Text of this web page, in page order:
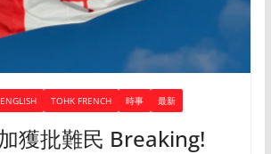
TOHK FRENCH 時事 最新
獲批難民 Breaking!